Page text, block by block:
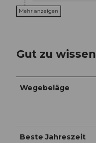
Mehr anzeigen
Gut zu wissen
Wegebeläge
Beste Jahreszeit